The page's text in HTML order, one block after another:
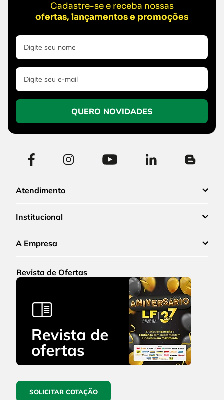
Cadastre-se e receba nossas
ofertas, lançamentos e promoções
QUERO NOVIDADES
Atendimento
Institucional
A Empresa
Revista de Ofertas
SOLICITAR COTAÇÃO